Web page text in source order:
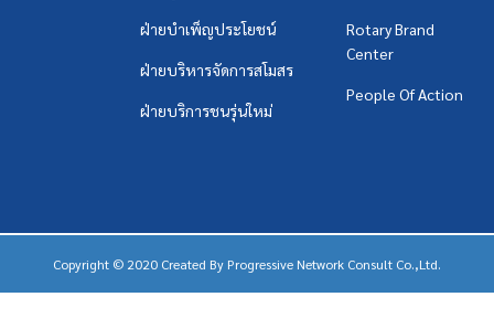
ฝ่ายบำเพ็ญประโยชน์
ฝ่ายบริหารจัดการสโมสร
ฝ่ายบริการชนรุ่นใหม่
Rotary Brand
Center
People Of Action
Copyright © 2020 Created By Progressive Network Consult Co.,Ltd.